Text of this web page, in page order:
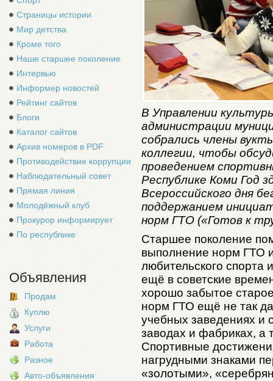
Страницы истории
Мир детства
Кроме того
Наше старшее поколение
Интервью
Информер новостей
Рейтинг сайтов
Блоги
Каталог сайтов
Архив номеров в PDF
Противодействие коррупции
Наблюдательный совет
Прямая линия
Молодёжный клуб
Прокурор информирует
По республике
Объявления
Продам
Куплю
Услуги
Работа
Разное
Авто-объявления
В Управлении
администрации
собрались члены
коллегии, чтобы
проведением
Республике Коми Год
Всероссийского дня
поддержанием
норм ГТО («Готов к
Старшее поколение
выполнение норм ГТО
любительского спорта
ещё в советские
хорошо забытое
норм ГТО ещё не так
учебных заведениях и
заводах и фабриках, а
Спортивные
нагрудными знаками
«золотыми»,